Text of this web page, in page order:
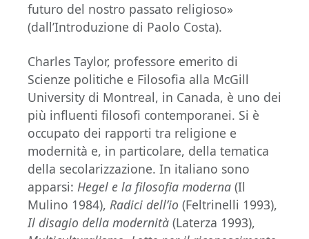
futuro del nostro passato religioso»
(dall’Introduzione di Paolo Costa).
Charles Taylor, professore emerito di
Scienze politiche e Filosofia alla McGill
University di Montreal, in Canada, è uno dei
più influenti filosofi contemporanei. Si è
occupato dei rapporti tra religione e
modernità e, in particolare, della tematica
della secolarizzazione. In italiano sono
apparsi: Hegel e la filosofia moderna (Il
Mulino 1984), Radici dell’io (Feltrinelli 1993),
Il disagio della modernità (Laterza 1993),